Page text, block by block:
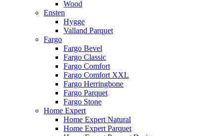
Wood
Ensten
Hygge
Valland Parquet
Fargo
Fargo Bevel
Fargo Classic
Fargo Comfort
Fargo Comfort XXL
Fargo Herringbone
Fargo Parquet
Fargo Stone
Home Expert
Home Expert Natural
Home Expert Parquet